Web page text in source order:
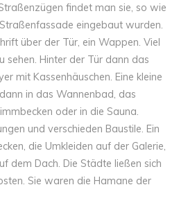
findet man sie, so wie
eingebaut wurden.
über der Tür, ein Wappen. Viel
sehen. Hinter der Tür dann das
mit Kassenhäuschen. Eine kleine
in das Wannenbad, das
oder in die Sauna.
und verschieden Baustile. Ein
die Umkleiden auf der Galerie,
dem Dach. Die Städte ließen sich
Sie waren die Hamane der